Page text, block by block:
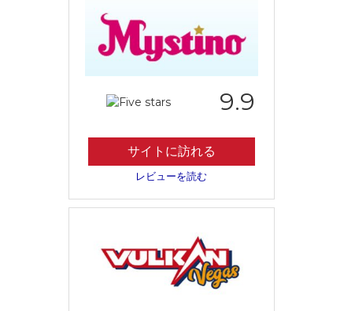
9.9
サイトに訪れる
レビューを読む